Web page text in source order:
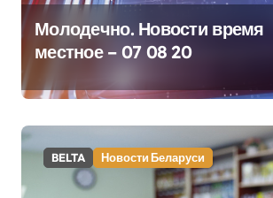
Молодечно. Новости время
местное – 07 08 20
BELTA Новости Беларуси